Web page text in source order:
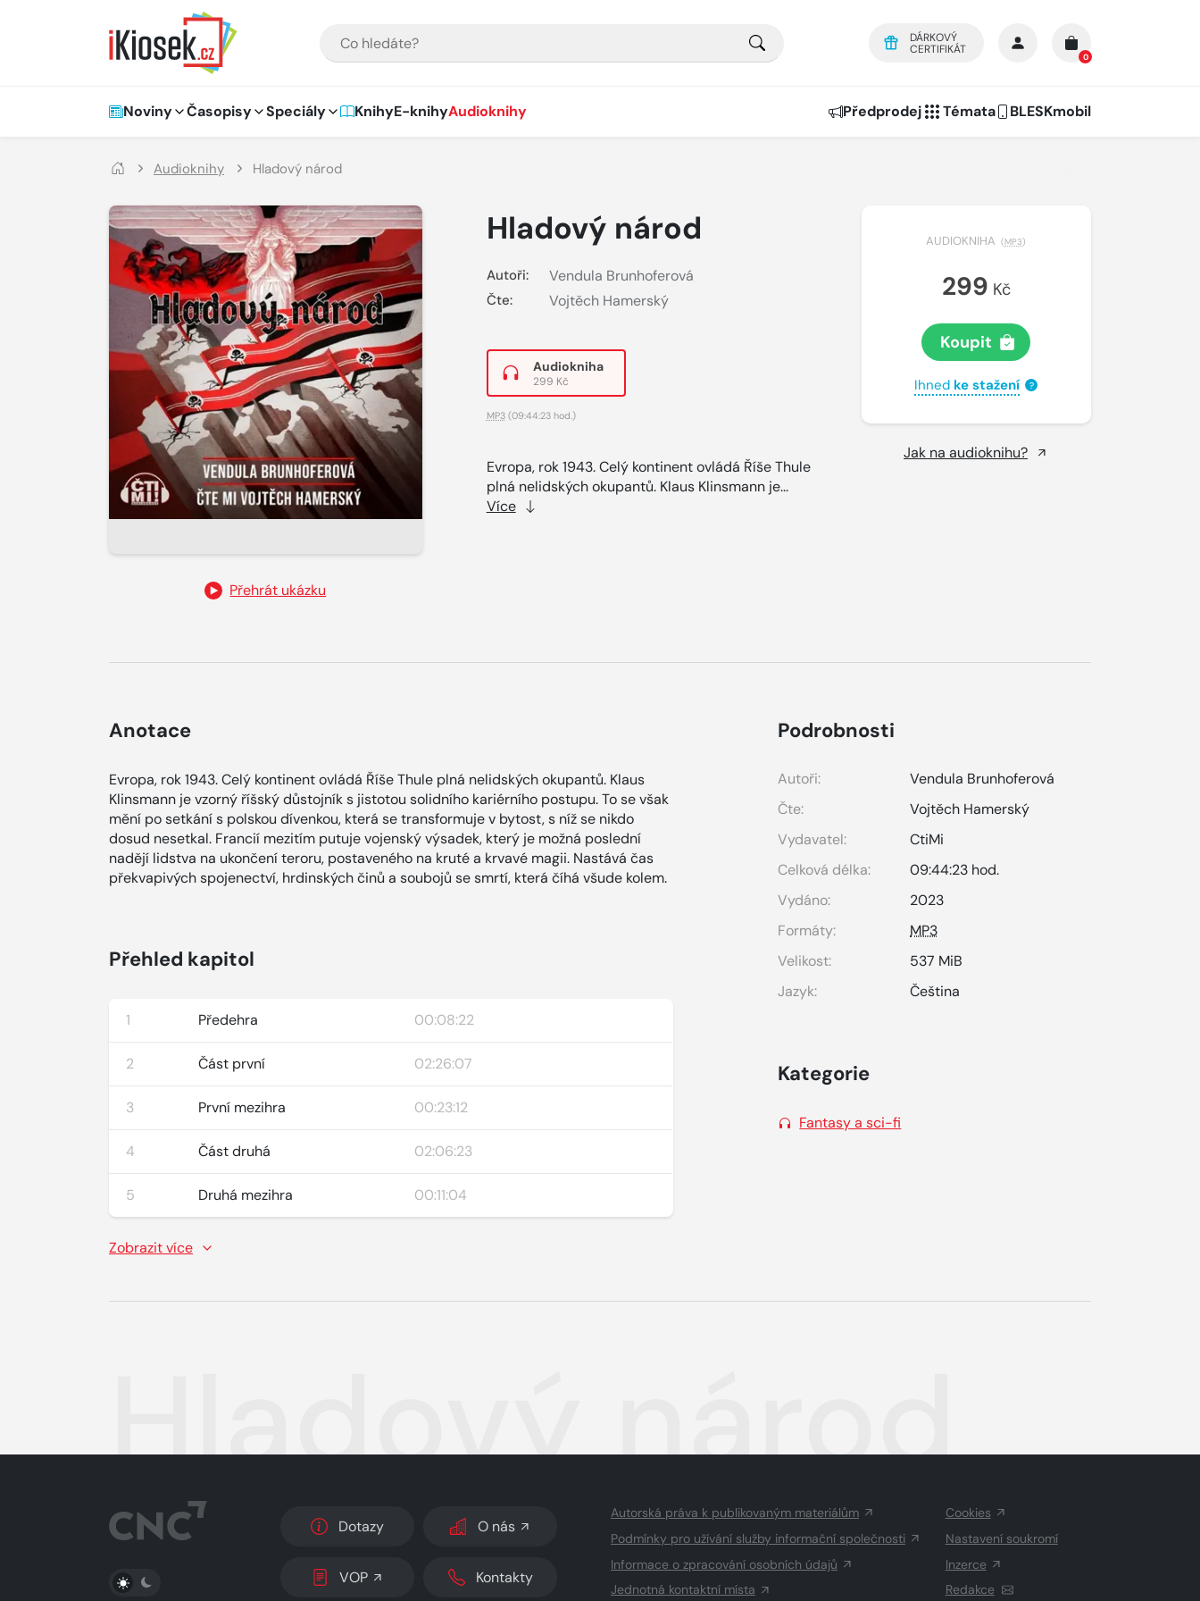
DÁRKOVÝ
CERTIFIKÁT
0
Hlavní navigace
Noviny Časopisy Speciály KnihyE-knihyAudioknihy Předprodej Témata BLESKmobil
Audioknihy Hladový národ
Přehrát ukázku
Hladový národ
Autoři: Vendula Brunhoferová
Čte: Vojtěch Hamerský
Audiokniha
299 Kč
MP3(09:44:23 hod.)
Evropa, rok 1943. Celý kontinent ovládá Říše Thule
plná nelidských okupantů. Klaus Klinsmann je...
Více
AUDIOKNIHA (MP3)
299 Kč
Koupit
Ihned ke stažení ?
Jak na audioknihu?
Anotace
Evropa, rok 1943. Celý kontinent ovládá Říše Thule plná nelidských okupantů. Klaus
Klinsmann je vzorný říšský důstojník s jistotou solidního kariérního postupu. To se však
mění po setkání s polskou dívenkou, která se transformuje v bytost, s níž se nikdo
dosud nesetkal. Francií mezitím putuje vojenský výsadek, který je možná poslední
nadějí lidstva na ukončení teroru, postaveného na kruté a krvavé magii. Nastává čas
překvapivých spojenectví, hrdinských činů a soubojů se smrtí, která číhá všude kolem.
Přehled kapitol
1 Předehra 00:08:22
2 Část první 02:26:07
3 První mezihra 00:23:12
4 Část druhá 02:06:23
5 Druhá mezihra 00:11:04
Zobrazit více
Podrobnosti
Autoři:
Vendula Brunhoferová
Čte:
Vojtěch Hamerský
Vydavatel:
CtiMi
Celková délka:
09:44:23 hod.
Vydáno:
2023
Formáty:
MP3
Velikost:
537 MiB
Jazyk:
Čeština
Kategorie
Fantasy a sci-fi
Hladový národ
PŘEPNOUT SVĚTLÝ/TMAVÝ REŽIM
Dotazy O nás
VOP Kontakty
Autorská práva k publikovaným materiálům
Podmínky pro užívání služby informační společnosti
Informace o zpracování osobních údajů
Jednotná kontaktní místa
Cookies
Nastavení soukromí
Inzerce
Redakce